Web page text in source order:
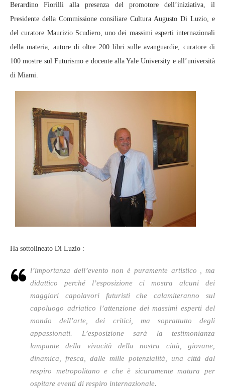
Berardino Fiorilli alla presenza del promotore dell’iniziativa, il
Presidente della Commissione consiliare Cultura Augusto Di Luzio, e
del curatore Maurizio Scudiero, uno dei massimi esperti internazionali
della materia, autore di oltre 200 libri sulle avanguardie, curatore di
100 mostre sul Futurismo e docente alla Yale University e all’università
di Miami.
Ha sottolineato Di Luzio :
l’importanza dell’evento non è puramente artistico , ma
didattico perché l’esposizione ci mostra alcuni dei
maggiori capolavori futuristi che calamiteranno sul
capoluogo adriatico l’attenzione dei massimi esperti del
mondo dell’arte, dei critici, ma soprattutto degli
appassionati. L’esposizione sarà la testimonianza
lampante della vivacità della nostra città, giovane,
dinamica, fresca, dalle mille potenzialità, una città dal
respiro metropolitano e che è sicuramente matura per
ospitare eventi di respiro internazionale.